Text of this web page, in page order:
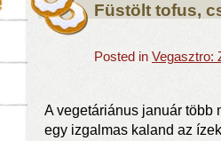
Füstölt tofus,
Posted in Vegasztro:
A vegetáriánus január több
egy izgalmas kaland az